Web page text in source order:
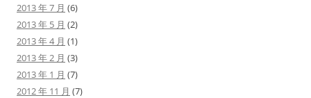
2013 年 7 月 (6)
2013 年 5 月 (2)
2013 年 4 月 (1)
2013 年 2 月 (3)
2013 年 1 月 (7)
2012 年 11 月 (7)